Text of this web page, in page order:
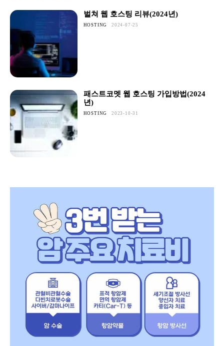
벌쳐 웹 호스팅 리뷰(2024년)
HOSTING 2024-07-25
패스트코멧 웹 호스팅 가입방법(2024
년)
HOSTING 2023-10-31